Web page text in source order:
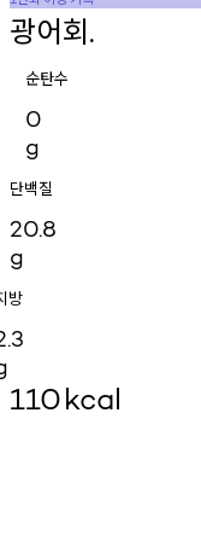
광어회.
순탄수
0
g
단백질
20.8
g
방
110kcal